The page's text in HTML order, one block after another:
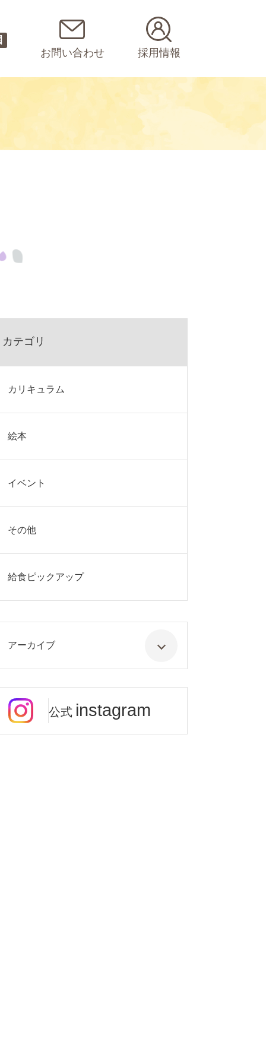
お問い合わせ 採用情報
カテゴリ
カリキュラム
絵本
イベント
その他
給食ピックアップ
アーカイブ
公式 instagram